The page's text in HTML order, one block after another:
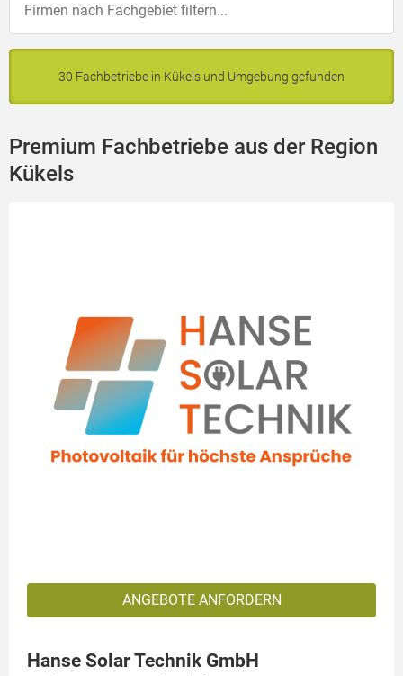
30 Fachbetriebe in Kükels und Umgebung gefunden
Premium Fachbetriebe aus der Region
Kükels
ANGEBOTE ANFORDERN
Hanse Solar Technik GmbH